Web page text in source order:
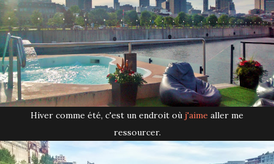
Hiver comme été, c'est un endroit où j'aime aller me
ressourcer.